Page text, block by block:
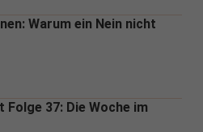
Warum ein Nein nicht
Folge 37: Die Woche im